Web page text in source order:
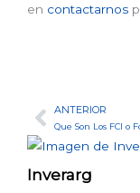
Inverarg
en contactarnos
AntANTERIOR